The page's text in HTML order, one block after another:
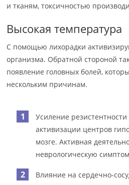
и тканям, токсичностью
Высокая температура
С помощью лихорадки
организма. Обратной стороной
появление головных болей,
нескольким причинам.
Усиление
активизации центров
мозге. Активная
неврологическую
Влияние на сердечно-